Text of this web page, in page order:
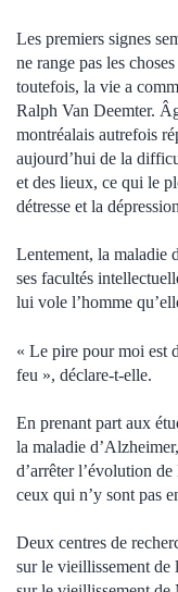
Les premiers signes
ne range pas les
toutefois, la vie a
Ralph Van Deemter.
montréalais autrefois
aujourd’hui de la
et des lieux, ce qui le
détresse et la
Lentement, la maladie
ses facultés
lui vole l’homme
« Le pire pour moi est
feu », déclare-t-elle.
En prenant part aux
la maladie
d’arrêter l’évolution
ceux qui n’y sont pas
Deux centres de
sur le vieillissement de